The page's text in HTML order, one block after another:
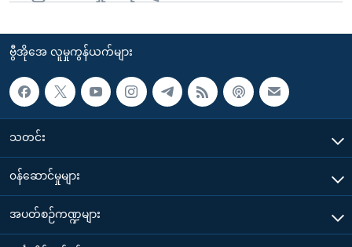
ဗွီအိုအေ လူမှုကွန်ယက်များ
သတင်း
၀န်ဆောင်မှုများ
အပတ်စဉ်ကဏ္ဍများ